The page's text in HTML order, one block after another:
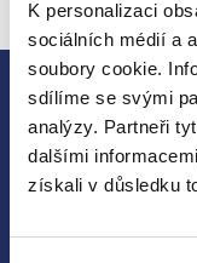
K personalizaci
sociálních médií a
soubory cookie.
sdílíme se svými
analýzy. Partneři
dalšími
získali v důsledku